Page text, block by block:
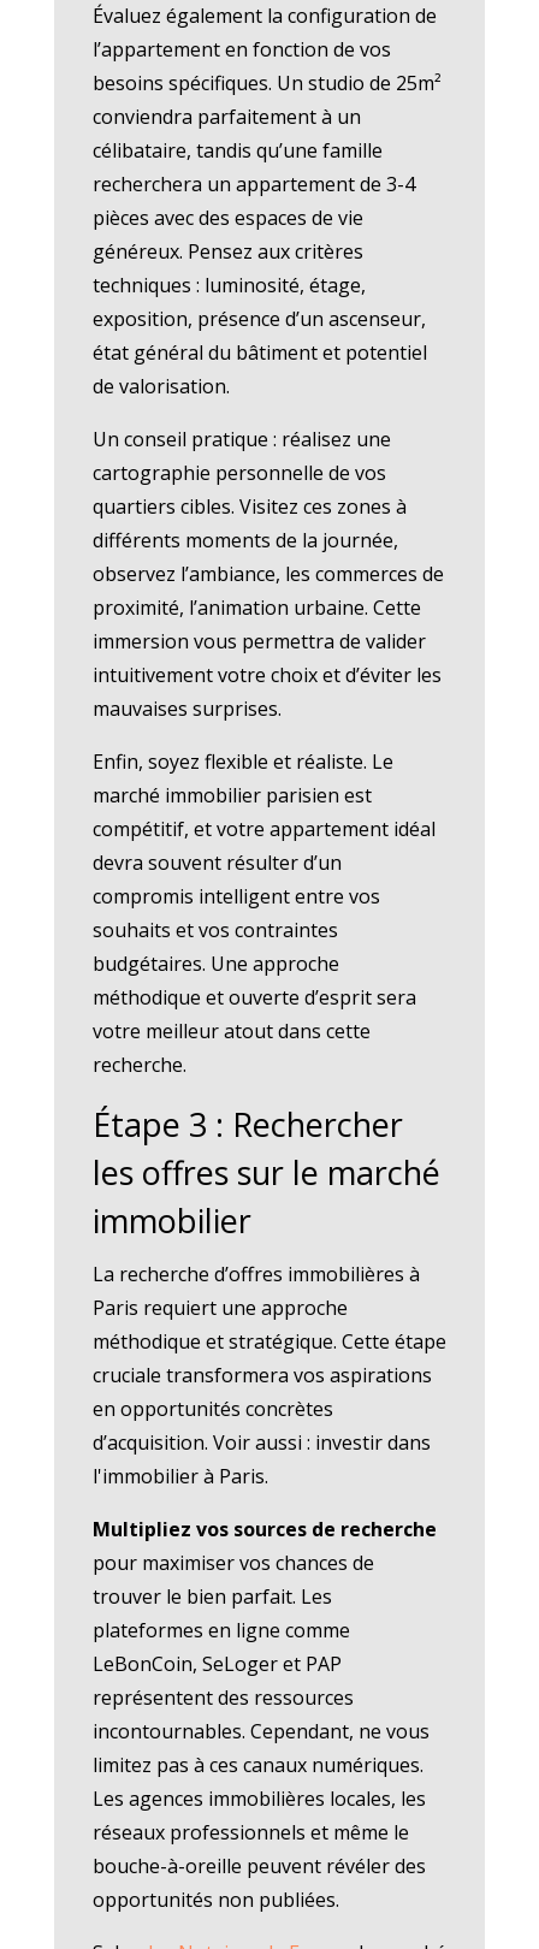
Évaluez également la configuration de
l’appartement en fonction de vos
besoins spécifiques. Un studio de 25m²
conviendra parfaitement à un
célibataire, tandis qu’une famille
recherchera un appartement de 3-4
pièces avec des espaces de vie
généreux. Pensez aux critères
techniques : luminosité, étage,
exposition, présence d’un ascenseur,
état général du bâtiment et potentiel
de valorisation.
Un conseil pratique : réalisez une
cartographie personnelle de vos
quartiers cibles. Visitez ces zones à
différents moments de la journée,
observez l’ambiance, les commerces de
proximité, l’animation urbaine. Cette
immersion vous permettra de valider
intuitivement votre choix et d’éviter les
mauvaises surprises.
Enfin, soyez flexible et réaliste. Le
marché immobilier parisien est
compétitif, et votre appartement idéal
devra souvent résulter d’un
compromis intelligent entre vos
souhaits et vos contraintes
budgétaires. Une approche
méthodique et ouverte d’esprit sera
votre meilleur atout dans cette
recherche.
Étape 3 : Rechercher
les offres sur le marché
immobilier
La recherche d’offres immobilières à
Paris requiert une approche
méthodique et stratégique. Cette étape
cruciale transformera vos aspirations
en opportunités concrètes
d’acquisition. Voir aussi : investir dans
l'immobilier à Paris.
Multipliez vos sources de recherche
pour maximiser vos chances de
trouver le bien parfait. Les
plateformes en ligne comme
LeBonCoin, SeLoger et PAP
représentent des ressources
incontournables. Cependant, ne vous
limitez pas à ces canaux numériques.
Les agences immobilières locales, les
réseaux professionnels et même le
bouche-à-oreille peuvent révéler des
opportunités non publiées.